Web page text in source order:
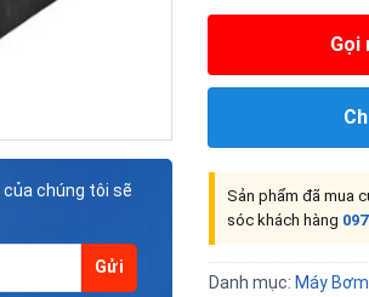
của chúng tôi sẽ
Gọi
Sản phẩm đã mua
sóc khách hàng
Danh mục: Máy Bơm